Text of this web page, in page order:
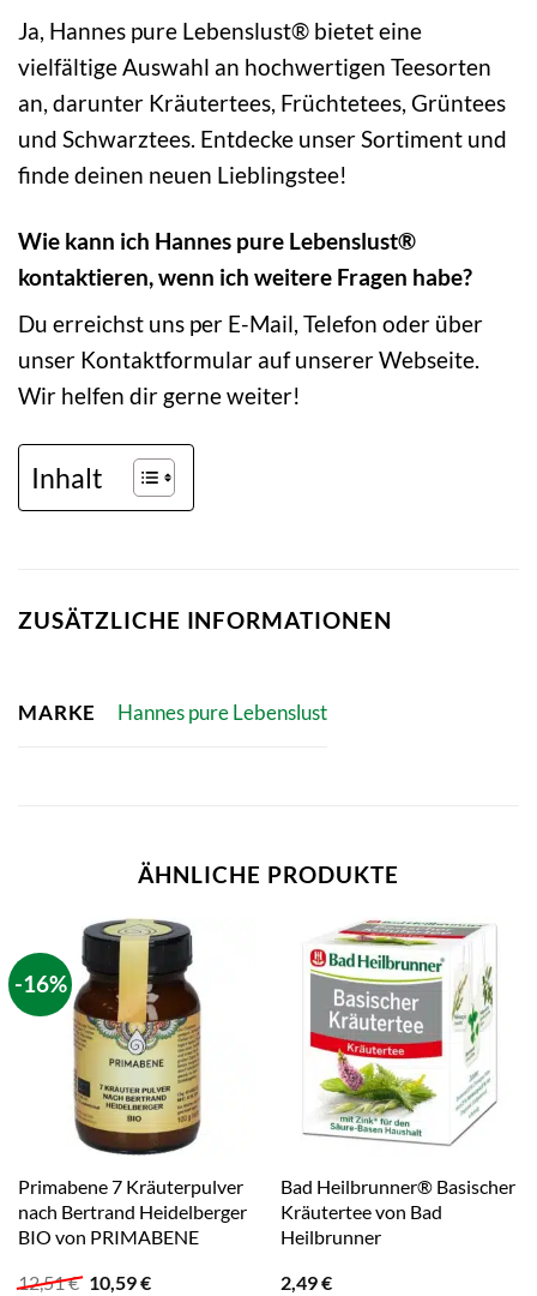
Ja, Hannes pure Lebenslust® bietet eine
vielfältige Auswahl an hochwertigen Teesorten
an, darunter Kräutertees, Früchtetees, Grüntees
und Schwarztees. Entdecke unser Sortiment und
finde deinen neuen Lieblingstee!
Wie kann ich Hannes pure Lebenslust®
kontaktieren, wenn ich weitere Fragen habe?
Du erreichst uns per E-Mail, Telefon oder über
unser Kontaktformular auf unserer Webseite.
Wir helfen dir gerne weiter!
Inhalt
ZUSÄTZLICHE INFORMATIONEN
MARKE Hannes pure Lebenslust
ÄHNLICHE PRODUKTE
-16%
Primabene 7 Kräuterpulver
nach Bertrand Heidelberger
BIO von PRIMABENE
12,51€ Ursprünglicher
10,59€Aktueller
Bad Heilbrunner® Basischer
Kräutertee von Bad
Heilbrunner
2,49€